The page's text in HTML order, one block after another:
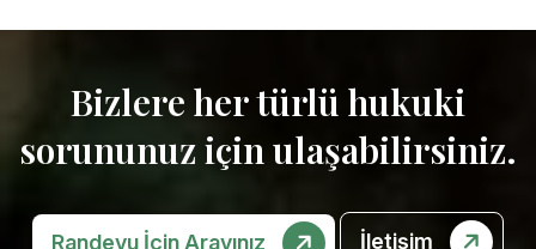
Bizlere her türlü hukuki
sorununuz için ulaşabilirsiniz.
Randevu İçin Arayınız İletişim